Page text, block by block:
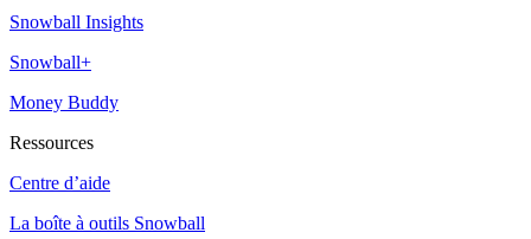
Snowball Insights
Snowball+
Money Buddy
Ressources
Centre d’aide
La boîte à outils Snowball